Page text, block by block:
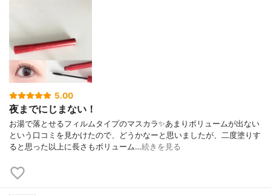
5.00
夜までにじまない！
お湯で落とせるフィルムタイプのマスカラ✨あまりボリュームが出ない
という口コミを見かけたので、どうかなーと思いましたが、二度塗りす
ると思った以上に長さもボリューム…続きを見る